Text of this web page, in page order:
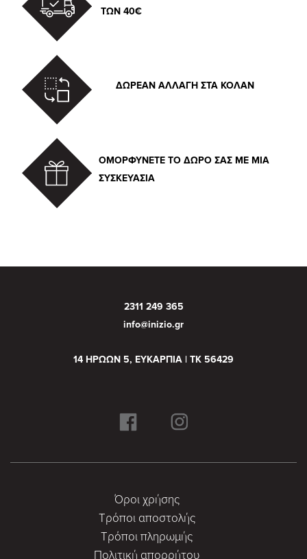
ΤΩΝ 40€
ΔΩΡΕΑΝ ΑΛΛΑΓΗ ΣΤΑ ΚΟΛΑΝ
ΟΜΟΡΦΥΝΕΤΕ ΤΟ ΔΩΡΟ ΣΑΣ ΜΕ ΜΙΑ
ΣΥΣΚΕΥΑΣΙΑ
2311 249 365
info@inizio.gr
14 ΗΡΩΩΝ 5, ΕΥΚΑΡΠΙΑ | ΤΚ 56429
Όροι χρήσης
Τρόποι αποστολής
Τρόποι πληρωμής
Πολιτική απορρήτου